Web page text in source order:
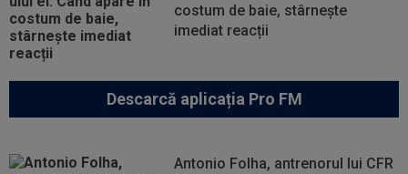
costum de baie, stârnește
imediat reacții
Descarcă aplicația Pro FM
Antonio Folha, antrenorul lui CFR